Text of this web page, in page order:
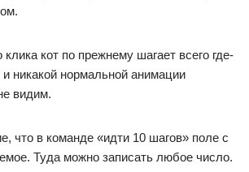
кот по прежнему шагает всего где-
и никакой нормальной анимации
видим.
что в команде «идти 10 шагов» поле с
Туда можно записать любое число.